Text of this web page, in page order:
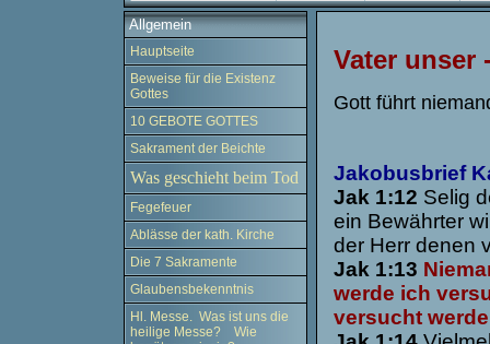
Allgemein
Hauptseite
Beweise für die Existenz
Gottes
10 GEBOTE GOTTES
Sakrament der Beichte
Was geschieht beim Tod
Fegefeuer
Ablässe der kath. Kirche
Die 7 Sakramente
Glaubensbekenntnis
Hl. Messe. Was ist uns die
heilige Messe? Wie
Vater unser
Gott führt
Jakobusbrief
Jak 1:12 Selig
ein Bewährter
der Herr denen
Jak 1:13
werde ich
versucht